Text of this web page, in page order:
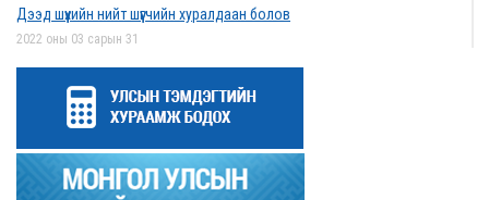
Дээд шүүхийн нийт шүүгчийн хуралдаан болов
2022 оны 03 сарын 31
Нээлттэй ажлын байрны зар
2022 оны 03 сарын 31
Д.Гүрсоронз нарт холбогдох хэргийг хяналтын шатны шүүх хуралдаанаар
хэлэлцүүлэхээс татгалзав
2022 оны 03 сарын 30